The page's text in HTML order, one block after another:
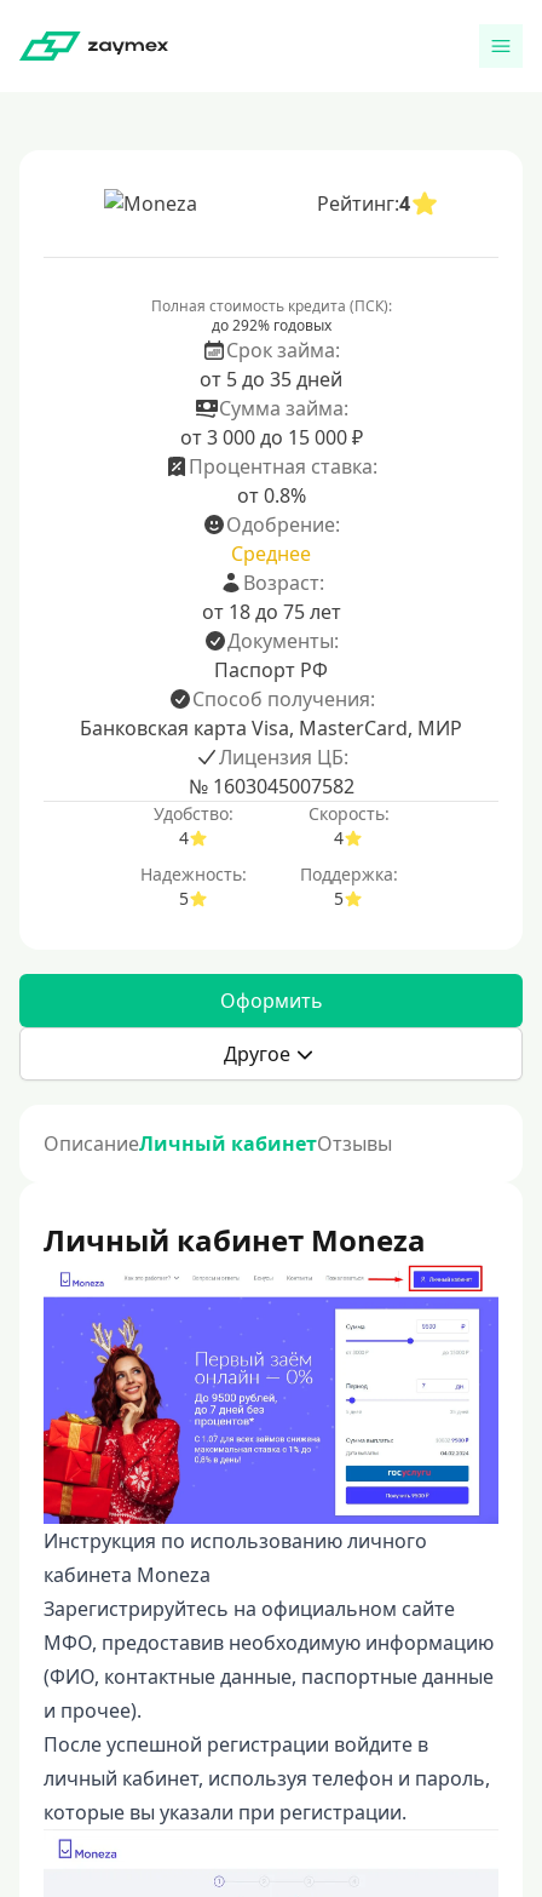
Рейтинг:4
Полная стоимость кредита (ПСК):
до 292% годовых
Срок займа:
от 5 до 35 дней
Сумма займа:
от 3 000 до 15 000 ₽
Процентная ставка:
от 0.8%
Одобрение:
Среднее
Возраст:
от 18 до 75 лет
Документы:
Паспорт РФ
Способ получения:
Банковская карта Visa, MasterCard, МИР
Лицензия ЦБ:
№ 1603045007582
Удобство:
4
Скорость:
4
Надежность:
5
Поддержка:
5
Оформить
Другое
ОписаниеЛичный кабинетОтзывы
Личный кабинет Moneza
Инструкция по использованию личного
кабинета Moneza
Зарегистрируйтесь на официальном сайте
МФО, предоставив необходимую информацию
(ФИО, контактные данные, паспортные данные
и прочее).
После успешной регистрации войдите в
личный кабинет, используя телефон и пароль,
которые вы указали при регистрации.